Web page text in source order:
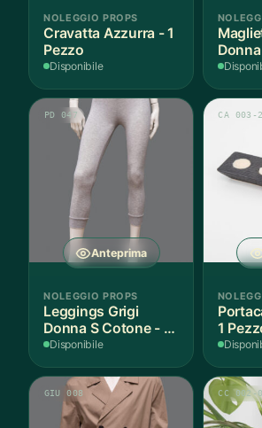
NOLEGGIO PROPS
Cravatta Azzurra - 1
Pezzo
Disponibile
Anteprima
PD 047
NOLEGGIO PROPS
Leggings Grigi
Donna S Cotone - 1
Paio
Disponibile
CA 003-
1
GIU 008 CC 002-